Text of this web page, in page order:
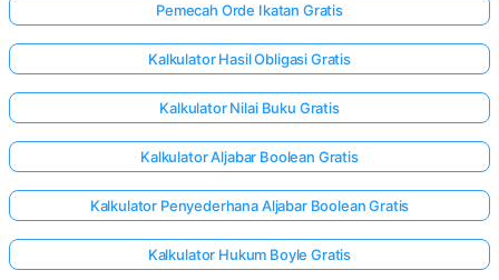
Pemecah Orde Ikatan Gratis
Kalkulator Hasil Obligasi Gratis
Kalkulator Nilai Buku Gratis
Kalkulator Aljabar Boolean Gratis
Kalkulator Penyederhana Aljabar Boolean Gratis
Kalkulator Hukum Boyle Gratis